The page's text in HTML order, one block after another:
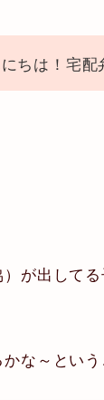
ちは！宅配
が出して
な～とい